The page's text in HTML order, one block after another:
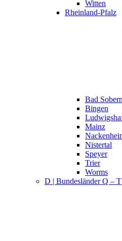
Witten
Rheinland-Pfalz
Bad
Bingen
Mainz
Nistertal
Speyer
Trier
Worms
D | Bundesländer Q – T